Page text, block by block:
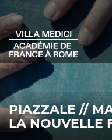
PIAZZALE //
LA NOUVELLE